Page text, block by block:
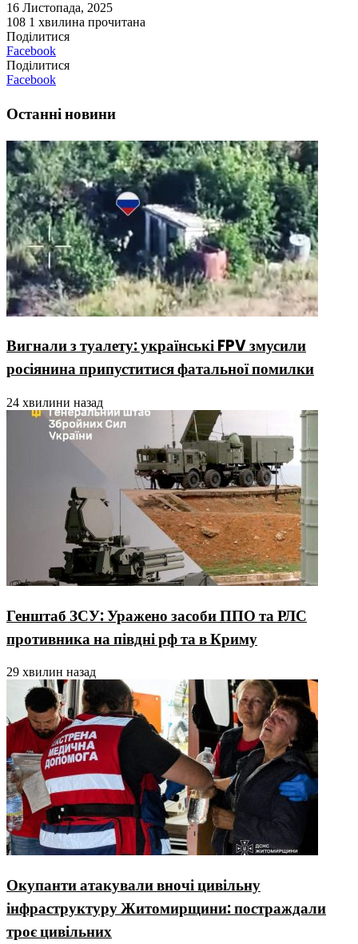
16 Листопада, 2025
108 1 хвилина прочитана
Поділитися
Facebook
Поділитися
Facebook
Останні новини
Вигнали з туалету: українські FPV змусили
росіянина припуститися фатальної помилки
24 хвилини назад
Генштаб ЗСУ: Уражено засоби ППО та РЛС
противника на півдні рф та в Криму
29 хвилин назад
Окупанти атакували вночі цивільну
інфраструктуру Житомирщини: постраждали
троє цивільних